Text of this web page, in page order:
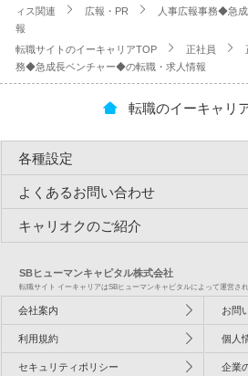
ィス関連
広報・PR
人事広報事務◆急
報
転職サイトのイーキャリアTOP
正社員
務◆急成長ベンチャー◆の転職・求人情報
転職のイーキャリ
各種設定
よくあるお問い合わせ
キャリオクのご紹介
SBヒューマンキャピタル株式会社
転職サイト イーキャリアはSBヒューマンキャピタルによって運営され
会社案内 お問
利用規約 個人
セキュリティポリシー 企業